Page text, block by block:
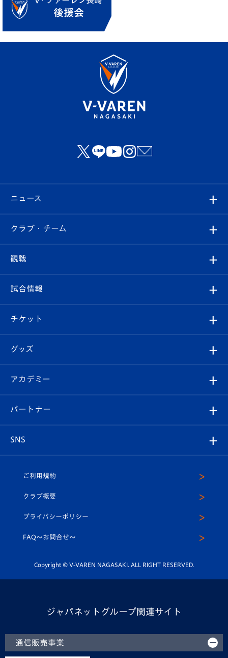
ニュース
すべて
クラブ
試合情報
チケット
イベント
メディア
ホームタウン
クラブ・チーム
クラブ概要
エンブレム紹介
スタッフプロフィール
マスコット紹介
平和祈念活動
ホームタウン活動
観戦
観戦ルール
はじめての観戦ガイド
Revive Team
ヴィヴィくんの長崎おもてなしガイド
試合情報
試合日程/結果
フォトギャラリー
スタジアムグルメ
チケット
チケット
V-LOVERS（ファンクラブ）
プレイヤーズスイート
グッズ
オンラインショップ
店舗情報
アカデミー
育成からのお知らせ
U-18
スクール
パートナー
SNS
ヴィヴィくんインスタグラム
公式LINE＠
ご利用規約
クラブ概要
プライバシーポリシー
FAQ〜お問合せ〜
Copyright © V-VAREN NAGASAKI. ALL RIGHT RESERVED.
ジャパネットグループ関連サイト
通信販売事業